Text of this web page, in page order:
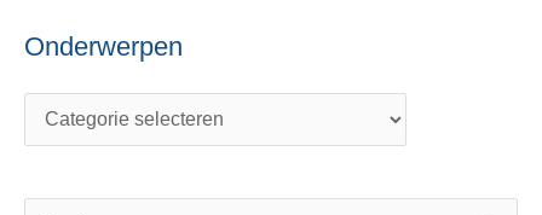
Onderwerpen